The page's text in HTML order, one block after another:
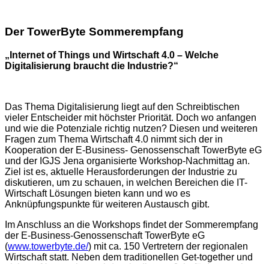
Der TowerByte Sommerempfang
„Internet of Things und Wirtschaft 4.0 – Welche
Digitalisierung braucht die Industrie?“
Das Thema Digitalisierung liegt auf den Schreibtischen
vieler Entscheider mit höchster Priorität. Doch wo anfangen
und wie die Potenziale richtig nutzen? Diesen und weiteren
Fragen zum Thema Wirtschaft 4.0 nimmt sich der in
Kooperation der E-Business- Genossenschaft TowerByte eG
und der IGJS Jena organisierte Workshop-Nachmittag an.
Ziel ist es, aktuelle Herausforderungen der Industrie zu
diskutieren, um zu schauen, in welchen Bereichen die IT-
Wirtschaft Lösungen bieten kann und wo es
Anknüpfungspunkte für weiteren Austausch gibt.
Im Anschluss an die Workshops findet der Sommerempfang
der E-Business-Genossenschaft TowerByte eG
(www.towerbyte.de/) mit ca. 150 Vertretern der regionalen
Wirtschaft statt. Neben dem traditionellen Get-together und